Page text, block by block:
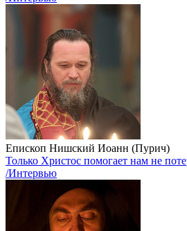
Епископ Нишский Иоанн (Пурич)
Только Христос помогает нам не
/Интервью